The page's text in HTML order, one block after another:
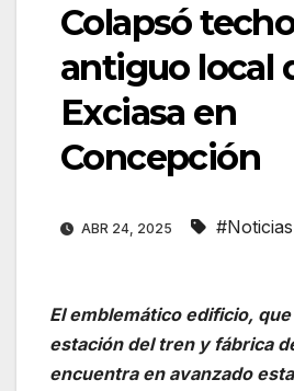
Colapsó
antiguo local
Exciasa en
Concepción
ABR 24, 2025
El emblemático edificio,
estación del tren y fábrica
encuentra en avanzado